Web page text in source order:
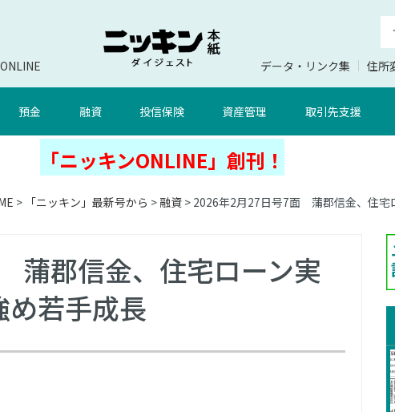
データ・リンク集 住所
預金 融資 投信保険 資産管理 取引先支援
「ニッキンONLINE」創刊！
> 「ニッキン」最新号から > 融資 > 2026年2月27日号7面 蒲郡信金、住宅
郡信金、住宅ローン実
若手成長